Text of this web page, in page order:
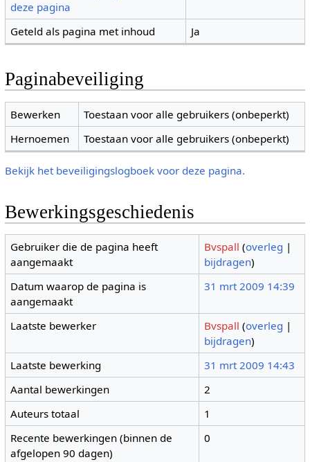
deze pagina
Geteld als pagina met inhoud Ja
Paginabeveiliging
Bewerken
Toestaan voor alle gebruikers (onbeperkt)
Hernoemen
Toestaan voor alle gebruikers (onbeperkt)
Bekijk het beveiligingslogboek voor deze pagina.
Bewerkingsgeschiedenis
Gebruiker die de pagina heeft
aangemaakt
Bvspall (overleg |
bijdragen)
Datum waarop de pagina is
aangemaakt
31 mrt 2009 14:39
Laatste bewerker Bvspall (overleg |
bijdragen)
Laatste bewerking
31 mrt 2009 14:43
Aantal bewerkingen
2
Auteurs totaal
1
Recente bewerkingen (binnen de
afgelopen 90 dagen)
0